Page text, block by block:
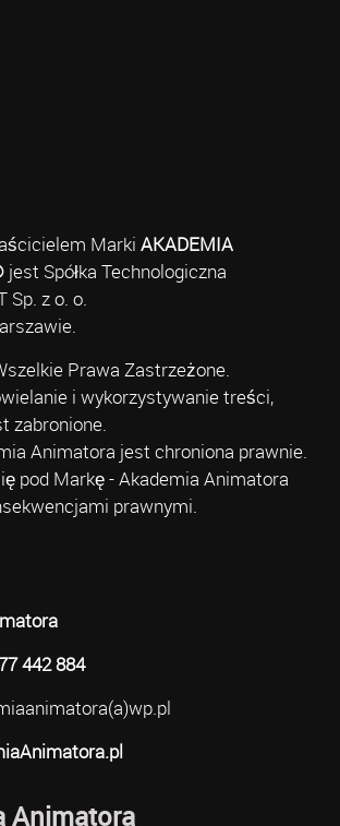
Marki AKADEMIA
jest Spółka Technologiczna
Sp. z o. o.
Prawa Zastrzeżone.
i wykorzystywanie treści,
zabronione.
Animatora jest chroniona prawnie.
pod Markę - Akademia Animatora
prawnymi.
442 884
Animatora